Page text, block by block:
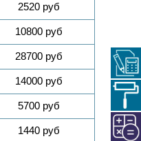
2520 руб
10800 руб
28700 руб
14000 руб
5700 руб
1440 руб